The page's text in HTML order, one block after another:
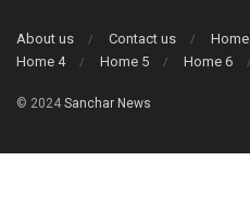
About us Contact us Home
Home 4
Home 5 Home 6
© 2024 Sanchar News